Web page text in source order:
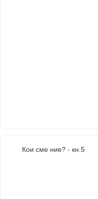
Кои сме ние? - кн.5